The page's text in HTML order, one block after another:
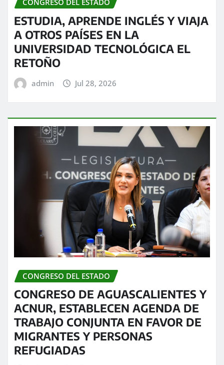
CONGRESO DEL ESTADO
ESTUDIA, APRENDE INGLÉS Y VIAJA
A OTROS PAÍSES EN LA
UNIVERSIDAD TECNOLÓGICA EL
RETOÑO
admin Jul 28, 2026
CONGRESO DEL ESTADO
CONGRESO DE AGUASCALIENTES Y
ACNUR, ESTABLECEN AGENDA DE
TRABAJO CONJUNTA EN FAVOR DE
MIGRANTES Y PERSONAS
REFUGIADAS